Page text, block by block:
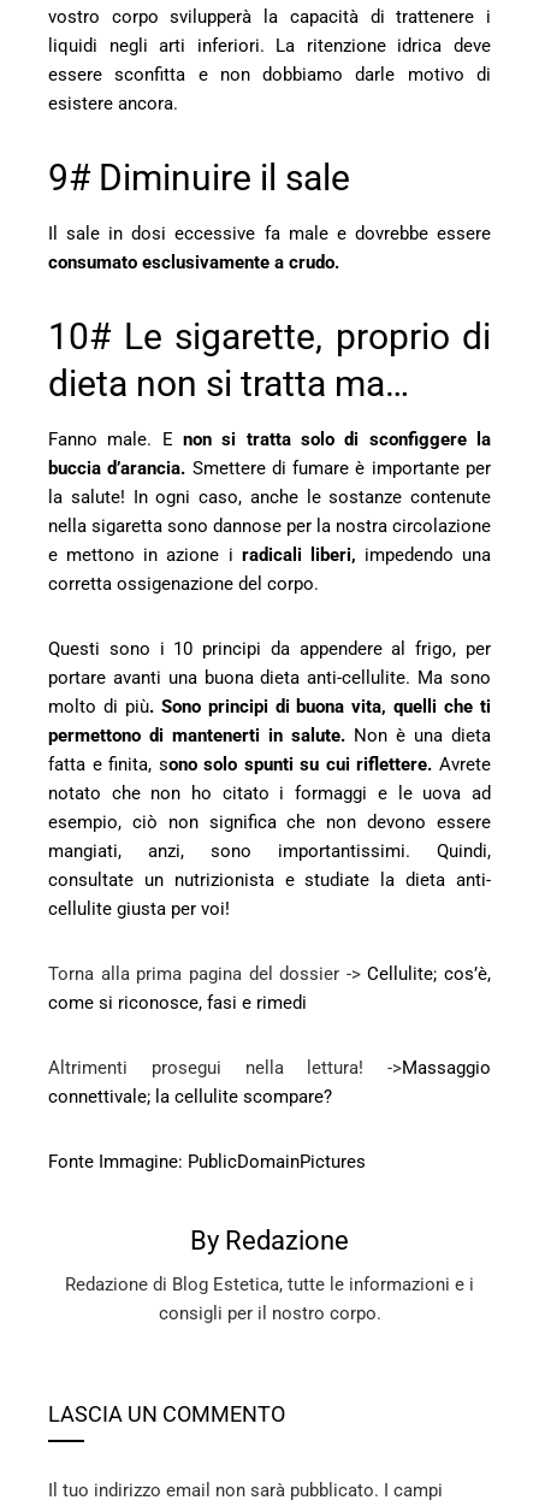
vostro corpo svilupperà la capacità di trattenere i
liquidi negli arti inferiori. La ritenzione idrica deve
essere sconfitta e non dobbiamo darle motivo di
esistere ancora.
9# Diminuire il sale
Il sale in dosi eccessive fa male e dovrebbe essere
consumato esclusivamente a crudo.
10# Le sigarette, proprio di
dieta non si tratta ma…
Fanno male. E non si tratta solo di sconfiggere la
buccia d’arancia. Smettere di fumare è importante per
la salute! In ogni caso, anche le sostanze contenute
nella sigaretta sono dannose per la nostra circolazione
e mettono in azione i radicali liberi, impedendo una
corretta ossigenazione del corpo.
Questi sono i 10 principi da appendere al frigo, per
portare avanti una buona dieta anti-cellulite. Ma sono
molto di più. Sono principi di buona vita, quelli che ti
permettono di mantenerti in salute. Non è una dieta
fatta e finita, sono solo spunti su cui riflettere. Avrete
notato che non ho citato i formaggi e le uova ad
esempio, ciò non significa che non devono essere
mangiati, anzi, sono importantissimi. Quindi,
consultate un nutrizionista e studiate la dieta anti-
cellulite giusta per voi!
Torna alla prima pagina del dossier ->Cellulite; cos’è,
come si riconosce, fasi e rimedi
Altrimenti prosegui nella lettura! ->Massaggio
connettivale; la cellulite scompare?
Fonte Immagine: PublicDomainPictures
By Redazione
Redazione di Blog Estetica, tutte le informazioni e i
consigli per il nostro corpo.
LASCIA UN COMMENTO
Il tuo indirizzo email non sarà pubblicato. I campi